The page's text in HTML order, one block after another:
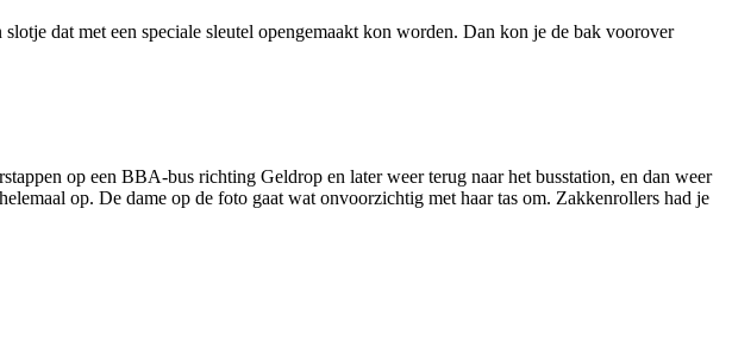
dat met een speciale sleutel opengemaakt kon worden. Dan kon je de bak voorover
op een BBA-bus richting Geldrop en later weer terug naar het busstation, en dan weer
op. De dame op de foto gaat wat onvoorzichtig met haar tas om. Zakkenrollers had je